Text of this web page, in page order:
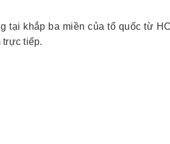
tại khắp ba miền của tổ quốc từ
trực tiếp.